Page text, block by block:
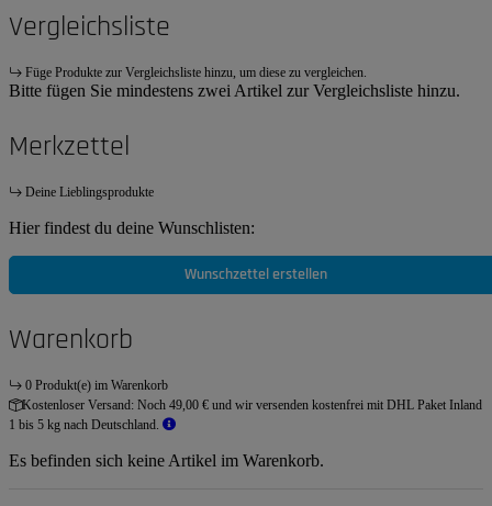
Vergleichsliste
Füge Produkte zur Vergleichsliste hinzu, um diese zu vergleichen.
Bitte fügen Sie mindestens zwei Artikel zur Vergleichsliste hinzu.
Merkzettel
Deine Lieblingsprodukte
Hier findest du deine Wunschlisten:
Wunschzettel erstellen
Warenkorb
0 Produkt(e) im Warenkorb
Kostenloser Versand: Noch 49,00 € und wir versenden kostenfrei mit DHL Paket Inland
1 bis 5 kg nach Deutschland.
Es befinden sich keine Artikel im Warenkorb.